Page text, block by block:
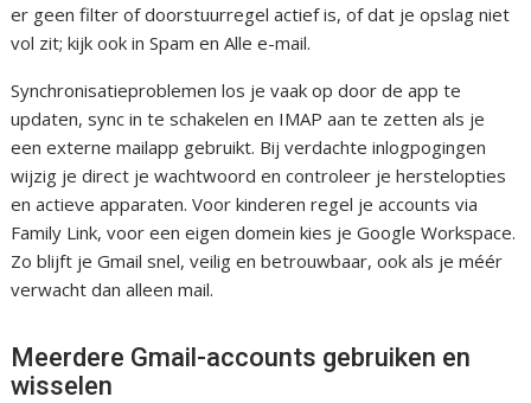
er geen filter of doorstuurregel actief is, of dat je opslag niet
vol zit; kijk ook in Spam en Alle e-mail.
Synchronisatieproblemen los je vaak op door de app te
updaten, sync in te schakelen en IMAP aan te zetten als je
een externe mailapp gebruikt. Bij verdachte inlogpogingen
wijzig je direct je wachtwoord en controleer je herstelopties
en actieve apparaten. Voor kinderen regel je accounts via
Family Link, voor een eigen domein kies je Google Workspace.
Zo blijft je Gmail snel, veilig en betrouwbaar, ook als je méér
verwacht dan alleen mail.
Meerdere Gmail-accounts gebruiken en
wisselen